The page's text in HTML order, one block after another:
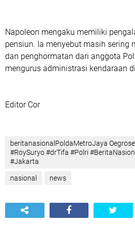
Napoleon mengaku memiliki
pensiun. Ia menyebut masih sering
dan penghormatan dari anggota
mengurus administrasi kendaraan
Editor Cor
beritanasionalPoldaMetroJaya
#RoySuryo #drTifa #Polri
#Jakarta
nasional news